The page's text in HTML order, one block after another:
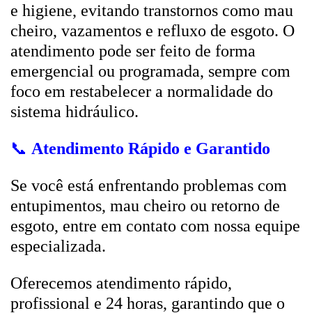
e higiene, evitando transtornos como mau
cheiro, vazamentos e refluxo de esgoto. O
atendimento pode ser feito de forma
emergencial ou programada, sempre com
foco em restabelecer a normalidade do
sistema hidráulico.
📞 Atendimento Rápido e Garantido
Se você está enfrentando problemas com
entupimentos, mau cheiro ou retorno de
esgoto, entre em contato com nossa equipe
especializada.
Oferecemos atendimento rápido,
profissional e 24 horas, garantindo que o